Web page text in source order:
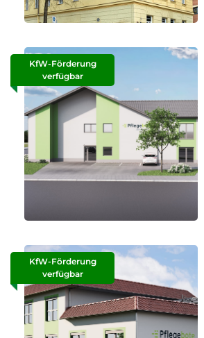
KfW-Förderung
verfügbar
KfW-Förderung
verfügbar